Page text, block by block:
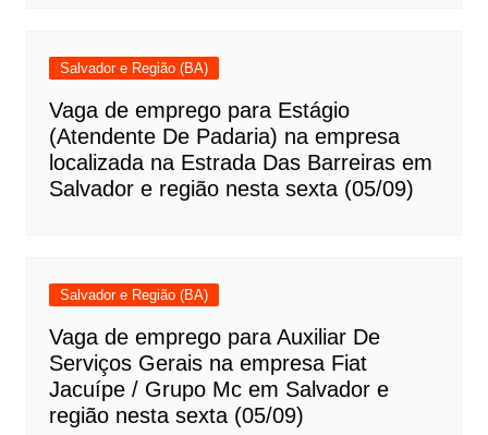
Salvador e Região (BA)
Vaga de emprego para Estágio
(Atendente De Padaria) na empresa
localizada na Estrada Das Barreiras em
Salvador e região nesta sexta (05/09)
Salvador e Região (BA)
Vaga de emprego para Auxiliar De
Serviços Gerais na empresa Fiat
Jacuípe / Grupo Mc em Salvador e
região nesta sexta (05/09)